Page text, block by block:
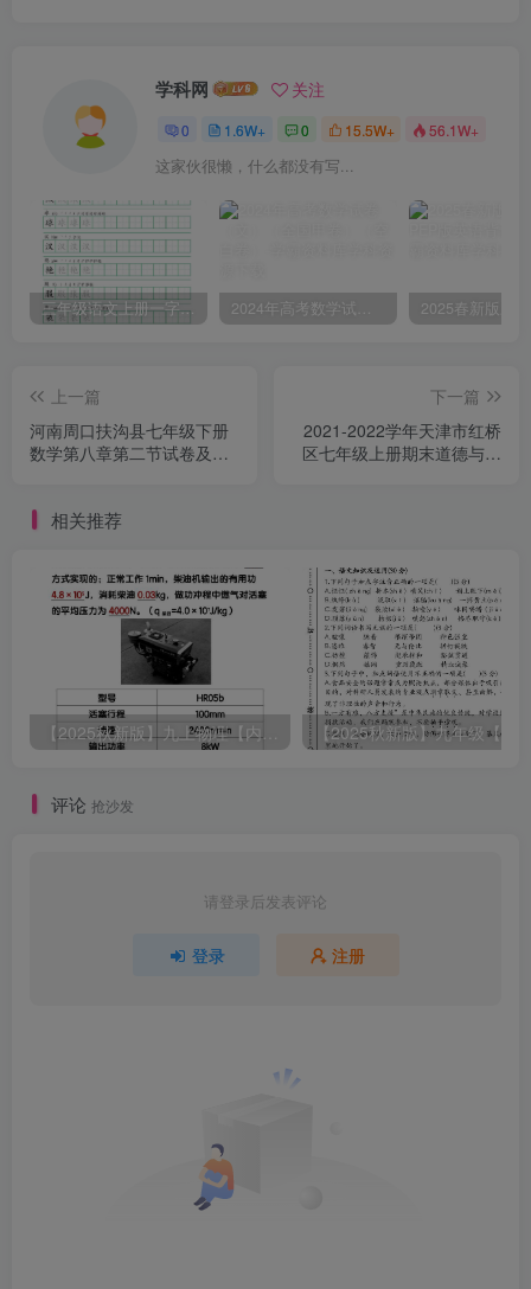
学科网 关注
0 1.6W+ 0 15.5W+ 56.1W+
这家伙很懒，什么都没有写...
三年级语文上册一字三描红写字表字帖 2024年高考数学试卷（文）（全国甲卷）（空白卷）
上一篇
河南周口扶沟县七年级下册
数学第八章第二节试卷及答
下一篇
2021-2022学年天津市红桥
区七年级上册期末道德与法
相关推荐
【2025秋新版】九上物理【内能】必刷易错题
评论 抢沙发
请登录后发表评论
登录 注册